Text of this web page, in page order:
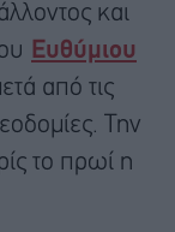
και
Ευθύμιου
από τις
Την
το πρωί η